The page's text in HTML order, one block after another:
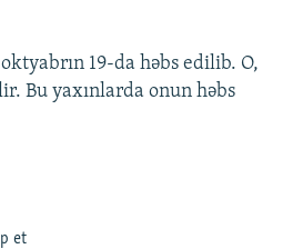
19-da həbs edilib. O,
Bu yaxınlarda onun həbs
et